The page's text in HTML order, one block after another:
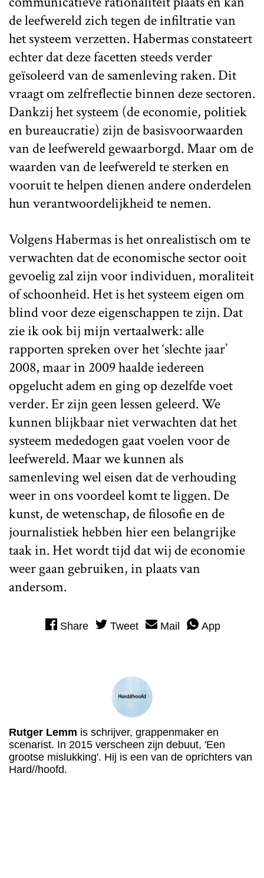
de leefwereld zich tegen de infiltratie van
het systeem verzetten. Habermas constateert
echter dat deze facetten steeds verder
geïsoleerd van de samenleving raken. Dit
vraagt om zelfreflectie binnen deze sectoren.
Dankzij het systeem (de economie, politiek
en bureaucratie) zijn de basisvoorwaarden
van de leefwereld gewaarborgd. Maar om de
waarden van de leefwereld te sterken en
vooruit te helpen dienen andere onderdelen
hun verantwoordelijkheid te nemen.
Volgens Habermas is het onrealistisch om te
verwachten dat de economische sector ooit
gevoelig zal zijn voor individuen, moraliteit
of schoonheid. Het is het systeem eigen om
blind voor deze eigenschappen te zijn. Dat
zie ik ook bij mijn vertaalwerk: alle
rapporten spreken over het ‘slechte jaar’
2008, maar in 2009 haalde iedereen
opgelucht adem en ging op dezelfde voet
verder. Er zijn geen lessen geleerd. We
kunnen blijkbaar niet verwachten dat het
systeem mededogen gaat voelen voor de
leefwereld. Maar we kunnen als
samenleving wel eisen dat de verhouding
weer in ons voordeel komt te liggen. De
kunst, de wetenschap, de filosofie en de
journalistiek hebben hier een belangrijke
taak in. Het wordt tijd dat wij de economie
weer gaan gebruiken, in plaats van
andersom.
Share Tweet Mail App
Rutger Lemm is schrijver, grappenmaker en
scenarist. In 2015 verscheen zijn debuut, 'Een
grootse mislukking'. Hij is een van de oprichters van
Hard//hoofd.